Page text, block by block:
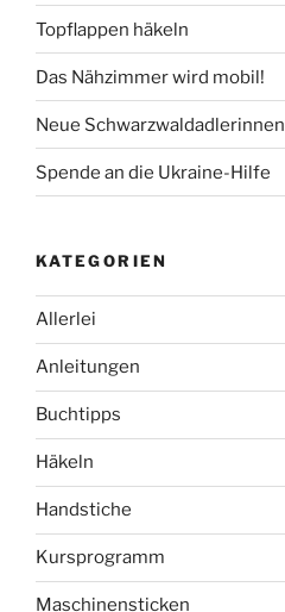
Topflappen häkeln
Das Nähzimmer wird mobil!
Neue Schwarzwaldadlerinnen
Spende an die Ukraine-Hilfe
KATEGORIEN
Allerlei
Anleitungen
Buchtipps
Häkeln
Handstiche
Kursprogramm
Maschinensticken